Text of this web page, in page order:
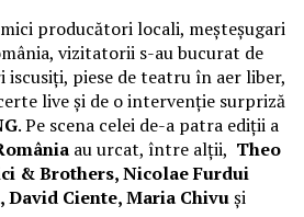
producători locali, meșteșugari
vizitatorii s-au bucurat de
iscusiți, piese de teatru în aer liber,
live și de o intervenție surpriză
. Pe scena celei de-a patra ediții a
au urcat, între alții, Theo
& Brothers, Nicolae Furdui
David Ciente, Maria Chivuși